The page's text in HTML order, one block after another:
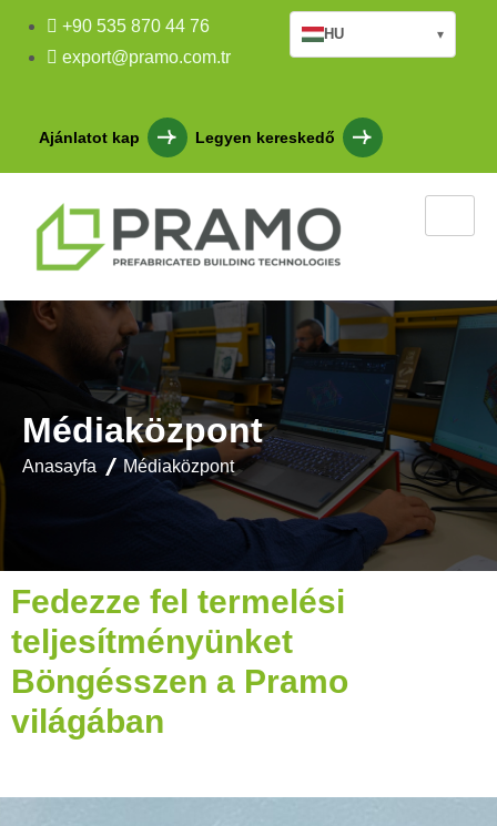
+90 535 870 44 76
export@pramo.com.tr
Ajánlatot kap Legyen kereskedő
HU ▾
Médiaközpont
Anasayfa Médiaközpont
Fedezze fel termelési
teljesítményünket
Böngésszen a Pramo
világában